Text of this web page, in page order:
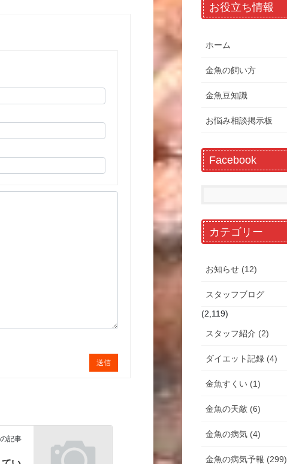
送信
記事
お役立ち情報
ホーム
金魚の飼い方
金魚豆知識
お悩み相談掲示板
Facebook
カテゴリー
お知らせ (12)
スタッフブログ
(2,119)
スタッフ紹介 (2)
ダイエット記録 (4)
金魚すくい (1)
金魚の天敵 (6)
金魚の病気 (4)
金魚の病気予報 (299)